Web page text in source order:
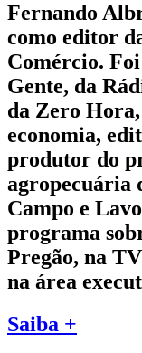
Fernando
como editor
Comércio.
Gente, da
da Zero
economia,
produtor do
agropecuária
Campo e
programa
Pregão, na
na área
Saiba +